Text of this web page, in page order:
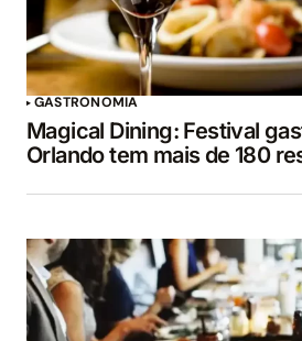
GASTRONOMIA
Magical Dining: Festival
Orlando tem mais de 180